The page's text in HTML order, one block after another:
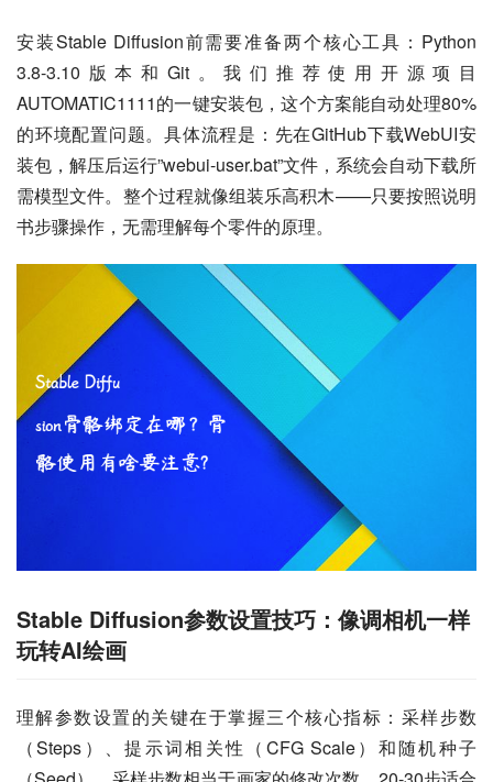
安装Stable Diffusion前需要准备两个核心工具：Python
3.8-3.10版本和Git。我们推荐使用开源项目
AUTOMATIC1111的一键安装包，这个方案能自动处理80%
的环境配置问题。具体流程是：先在GitHub下载WebUI安
装包，解压后运行”webui-user.bat”文件，系统会自动下载所
需模型文件。整个过程就像组装乐高积木——只要按照说明
书步骤操作，无需理解每个零件的原理。
Stable Diffusion参数设置技巧：像调相机一样
玩转AI绘画
理解参数设置的关键在于掌握三个核心指标：采样步数
（Steps）、提示词相关性（CFG Scale）和随机种子